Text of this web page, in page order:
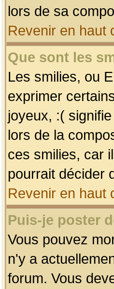
lors de sa
Revenir en haut
Que sont les
Les smilies, ou
exprimer
joyeux, :(
lors de la
ces smilies, car
pourrait décider
Revenir en haut
Puis-je poster
Vous pouvez
n'y a
forum. Vous